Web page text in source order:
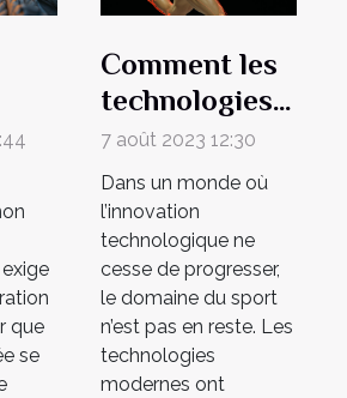
que
se
Comment les
technologies
modernes
améliorent la
rapidité et
l'exactitude
des résultats
sportifs
7 août 2023 12:30
Dans un monde où
l’innovation
technologique ne
cesse de progresser,
le domaine du sport
n’est pas en reste. Les
technologies
modernes ont